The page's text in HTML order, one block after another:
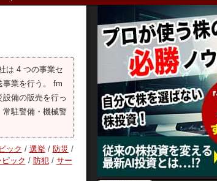
は 4 つの事業セ
事業を行う。 fm
備の販売を行っ
駐警備・機械警
ック / 選挙 / 防災 /
ック / 防犯 / サー